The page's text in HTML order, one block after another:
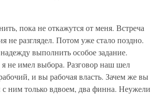
пока не откажутся от меня. Встреча
не разглядел. Потом уже стало поздно.
выполнить особое задание.
не имел выбора. Разговор наш шел
и вы рабочая власть. Зачем же вы
ним только вдвоем, два финна. Неужели